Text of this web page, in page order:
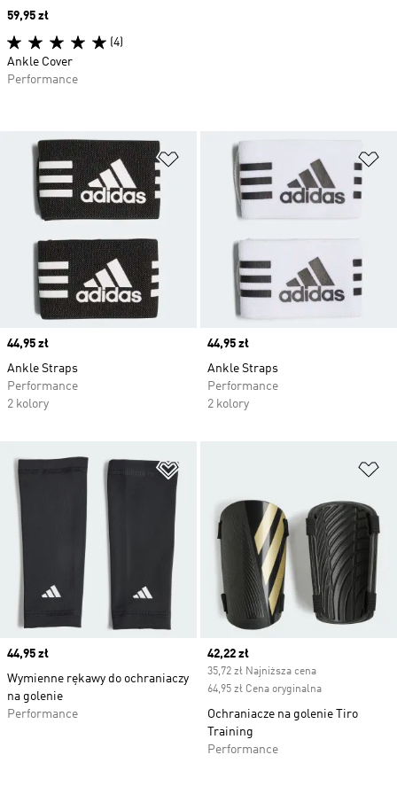
Dodaj do listy życzeń
Price
44,95 zł
Ankle Straps
Performance
2 kolory
Price
44,95 zł
Ankle Straps
Performance
2 kolory
Price
44,95 zł
Wymienne rękawy do ochraniaczy
na golenie
Performance
Current price
42,22 zł
35,72 zł Najniższa cena
64,95 zł Cena oryginalna
Ochraniacze na golenie Tiro
Training
Performance
Price
59,95 zł
(4)
Ankle Cover
Performance